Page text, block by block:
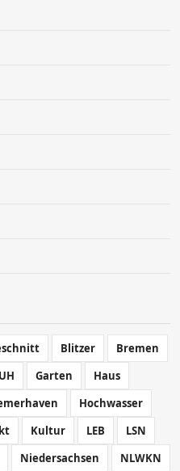
Blitzer
Bremen
Garten
Haus
Hochwasser
Kultur LEB
LSN
Niedersachsen
NLWKN